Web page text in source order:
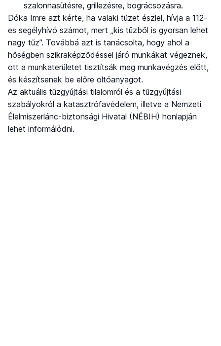
szalonnasütésre, grillezésre, bográcsozásra.
Dóka Imre azt kérte, ha valaki tüzet észlel, hívja a 112-
es segélyhívó számot, mert „kis tűzből is gyorsan lehet
nagy tűz”. Továbbá azt is tanácsolta, hogy ahol a
hőségben szikraképződéssel járó munkákat végeznek,
ott a munkaterületet tisztítsák meg munkavégzés előtt,
és készítsenek be előre oltóanyagot.
Az aktuális tűzgyújtási tilalomról és a tűzgyújtási
szabályokról a katasztrófavédelem, illetve a Nemzeti
Élelmiszerlánc-biztonsági Hivatal (NÉBIH) honlapján
lehet informálódni.